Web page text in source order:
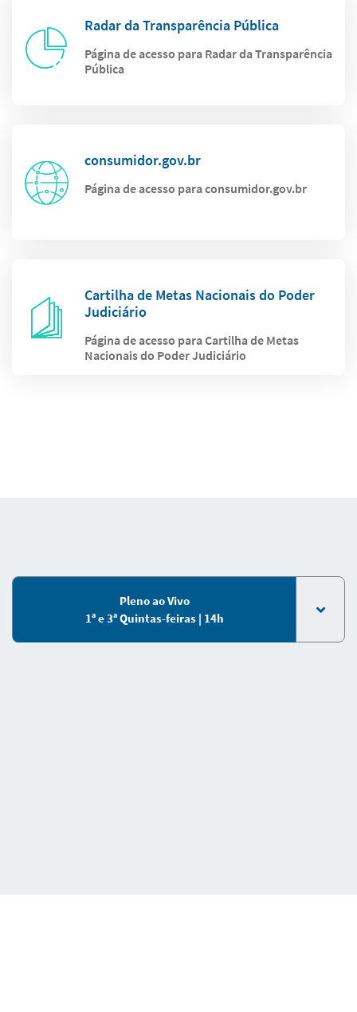
Radar da Transparência Pública
Página de acesso para Radar da Transparência
Pública
consumidor.gov.br
Página de acesso para consumidor.gov.br
Cartilha de Metas Nacionais do Poder
Judiciário
Página de acesso para Cartilha de Metas
Nacionais do Poder Judiciário
Pleno ao Vivo
1ª e 3ª Quintas-feiras | 14h